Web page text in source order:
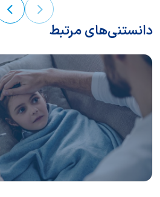
دانستنی‌های مرتبط